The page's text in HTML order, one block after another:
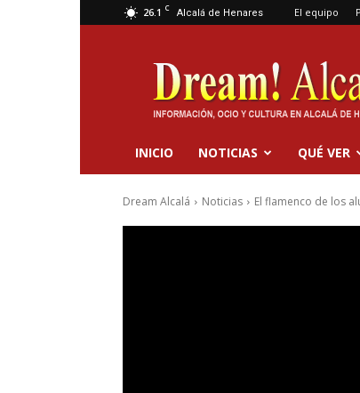
26.1 C Alcalá de Henares El equipo
Dream
Alcalá
INICIO NOTICIAS QUÉ VER
Dream Alcalá Noticias El flamenco de los